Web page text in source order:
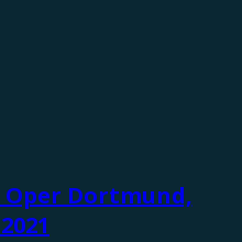
Dortmund,